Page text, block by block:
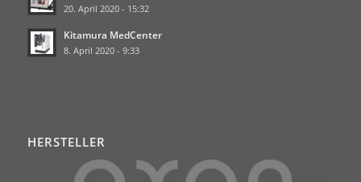
20. April 2020 - 15:32
Kitamura MedCenter
8. April 2020 - 9:33
HERSTELLER